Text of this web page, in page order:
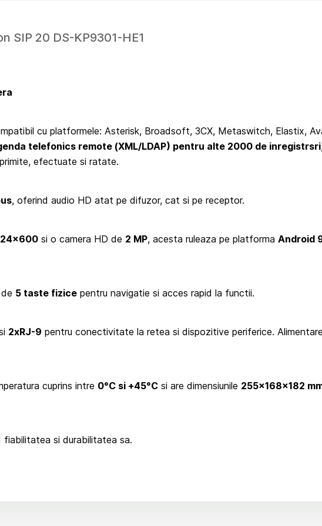
SIP 20 DS-KP9301-HE1
cu platformele: Asterisk, Broadsoft, 3CX, Metaswitch, Elastix,
telefonics remote (XML/LDAP) pentru alte 2000 de inregistrsri
efectuate si ratate.
, oferind audio HD atat pe difuzor, cat si pe receptor.
si o camera HD de 2 MP, acesta ruleaza pe platforma Android
5 taste fizice pentru navigatie si acces rapid la functii.
2xRJ-9 pentru conectivitate la retea si dispozitive periferice.
cuprins intre 0°C si +45°C si are dimensiunile 255x168x182
fiabilitatea si durabilitatea sa.